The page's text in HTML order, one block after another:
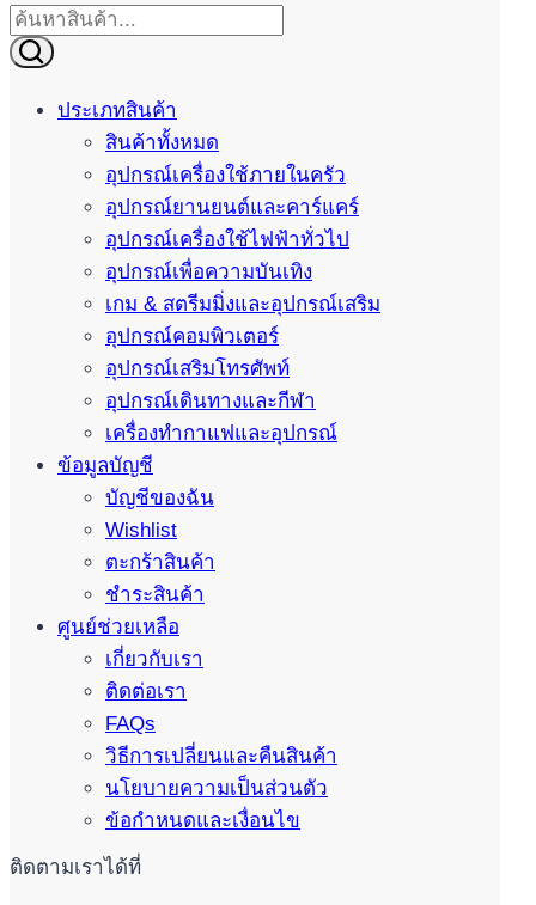
ประเภทสินค้า
สินค้าทั้งหมด
อุปกรณ์เครื่องใช้ภายในครัว
อุปกรณ์ยานยนต์และคาร์แคร์
อุปกรณ์เครื่องใช้ไฟฟ้าทั่วไป
อุปกรณ์เพื่อความบันเทิง
เกม & สตรีมมิ่งและอุปกรณ์เสริม
อุปกรณ์คอมพิวเตอร์
อุปกรณ์เสริมโทรศัพท์
อุปกรณ์เดินทางและกีฬา
เครื่องทำกาแฟและอุปกรณ์
ข้อมูลบัญชี
บัญชีของฉัน
Wishlist
ตะกร้าสินค้า
ชำระสินค้า
ศูนย์ช่วยเหลือ
เกี่ยวกับเรา
ติดต่อเรา
FAQs
วิธีการเปลี่ยนและคืนสินค้า
นโยบายความเป็นส่วนตัว
ข้อกำหนดและเงื่อนไข
ติดตามเราได้ที่